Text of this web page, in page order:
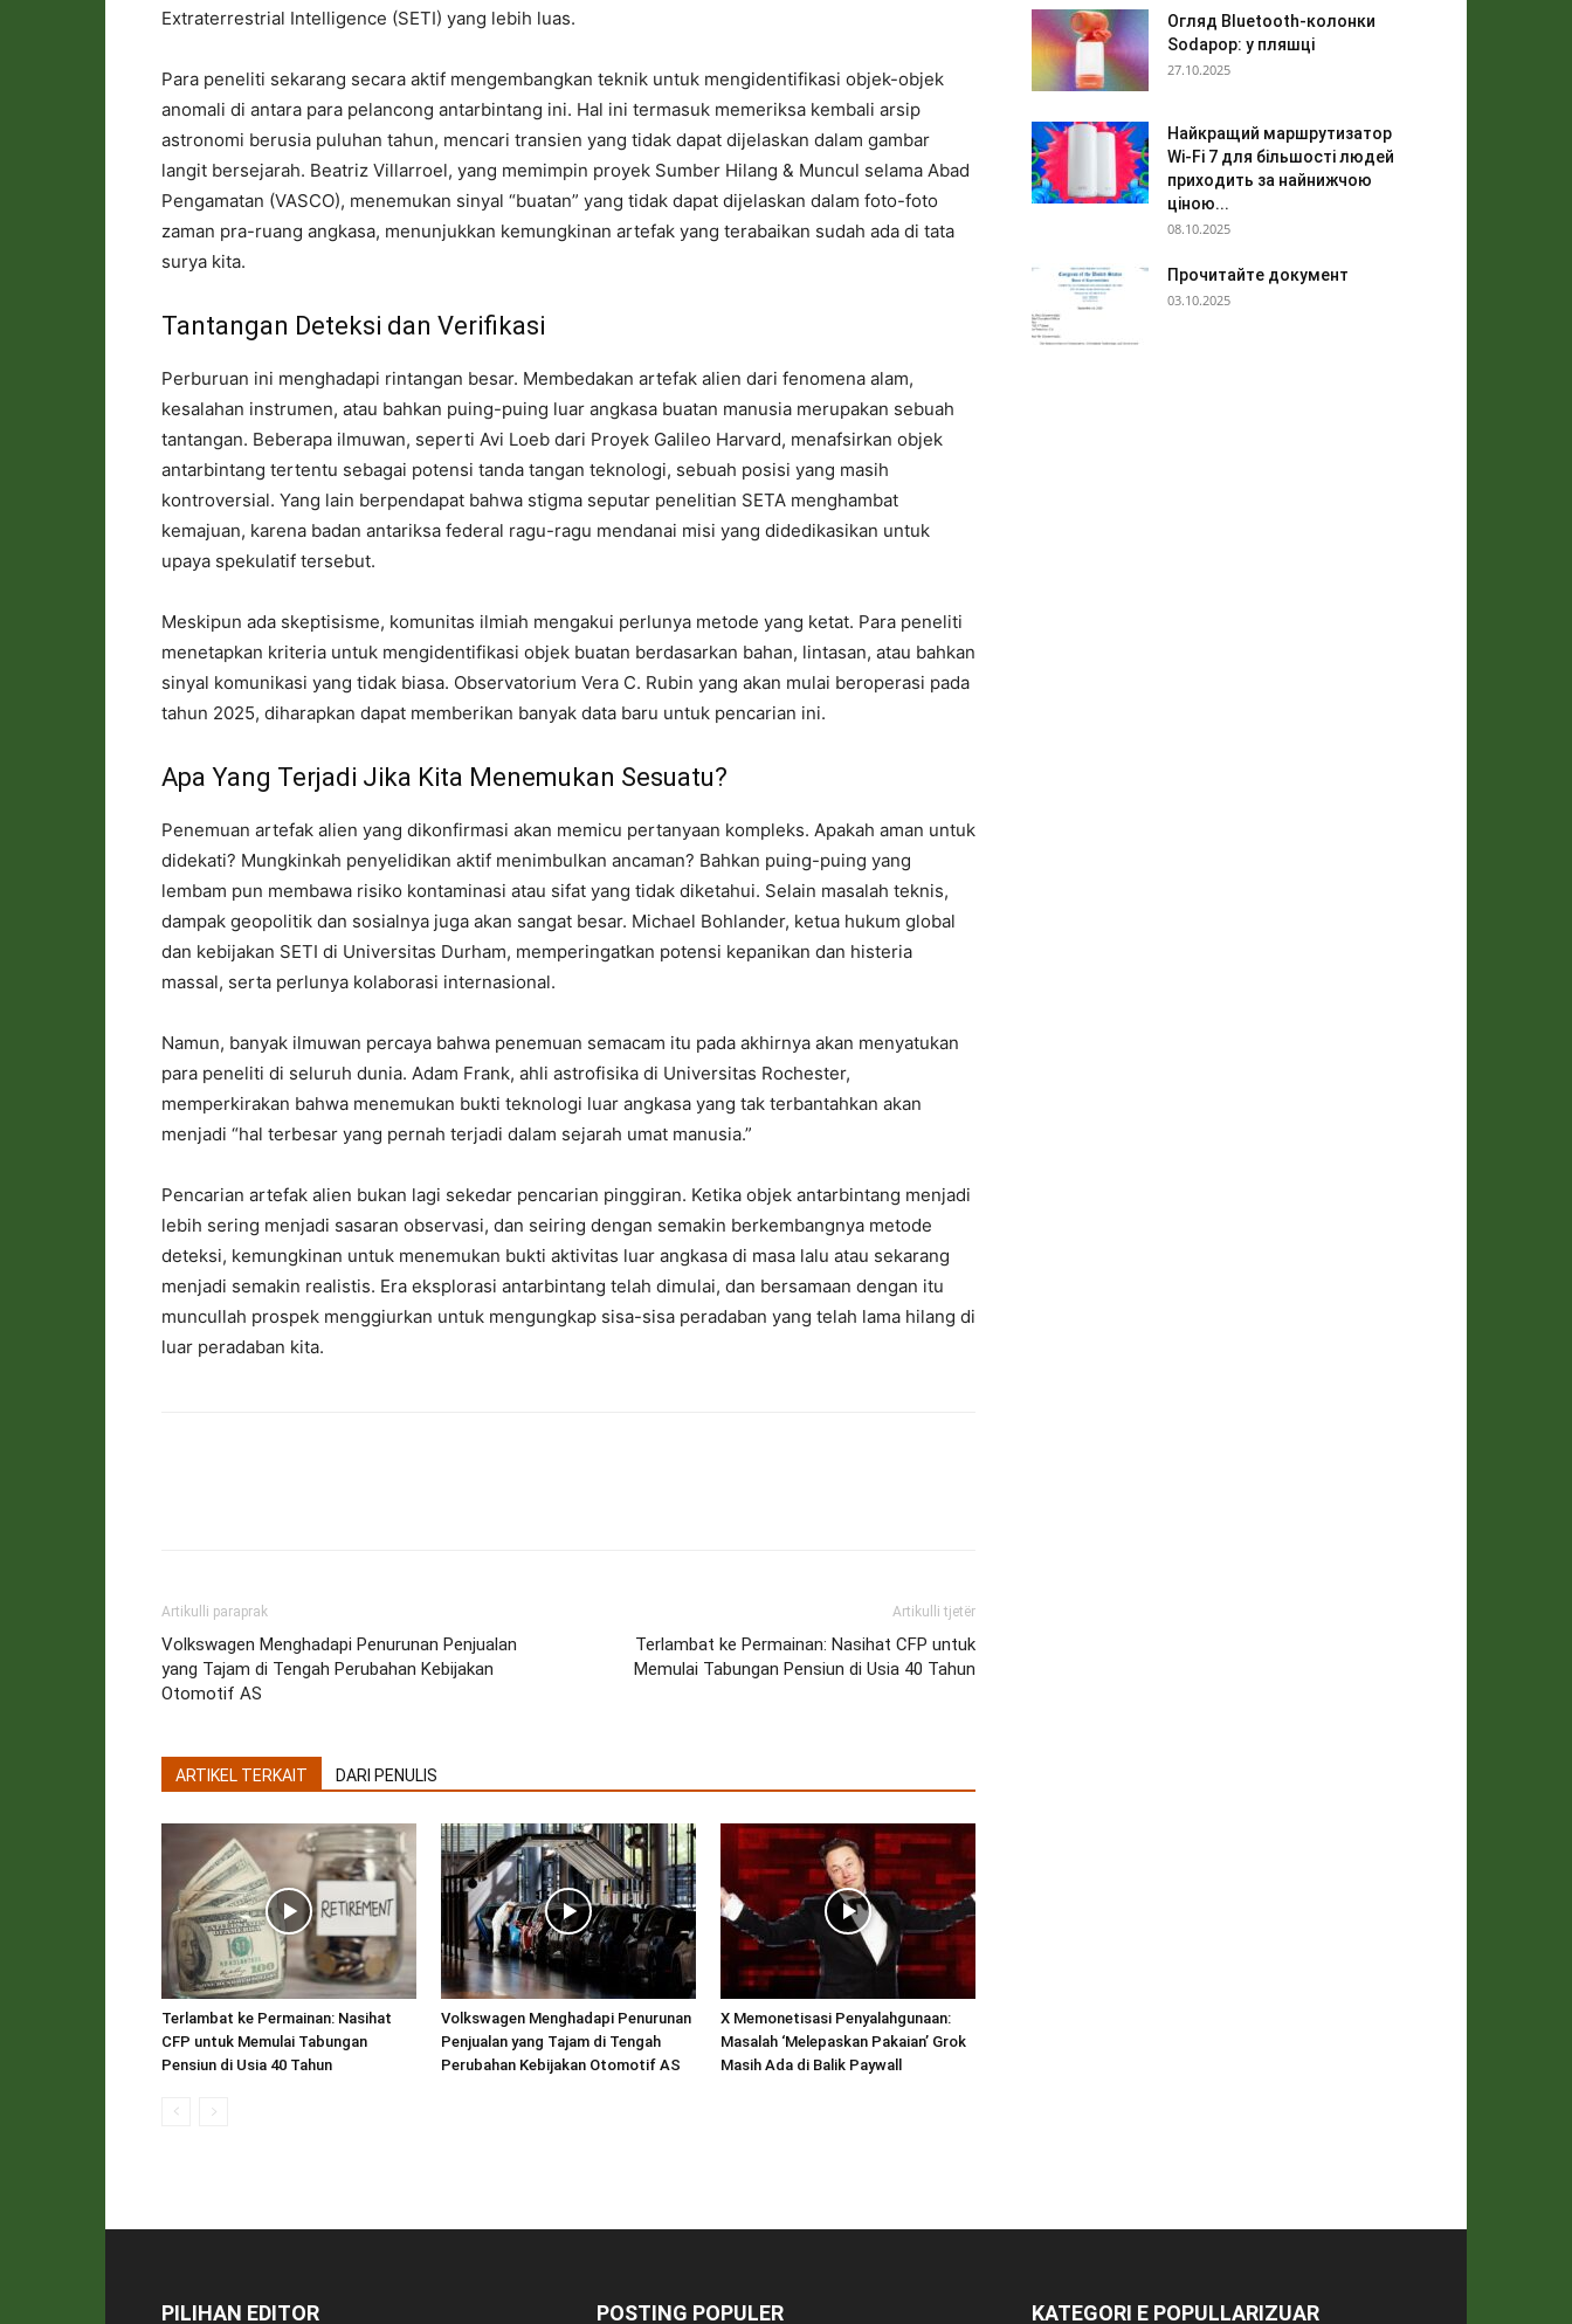
Extraterrestrial Intelligence (SETI) yang lebih luas.
Para peneliti sekarang secara aktif mengembangkan teknik untuk mengidentifikasi objek-objek
anomali di antara para pelancong antarbintang ini. Hal ini termasuk memeriksa kembali arsip
astronomi berusia puluhan tahun, mencari transien yang tidak dapat dijelaskan dalam gambar
langit bersejarah. Beatriz Villarroel, yang memimpin proyek Sumber Hilang & Muncul selama Abad
Pengamatan (VASCO), menemukan sinyal “buatan” yang tidak dapat dijelaskan dalam foto-foto
zaman pra-ruang angkasa, menunjukkan kemungkinan artefak yang terabaikan sudah ada di tata
surya kita.
Tantangan Deteksi dan Verifikasi
Perburuan ini menghadapi rintangan besar. Membedakan artefak alien dari fenomena alam,
kesalahan instrumen, atau bahkan puing-puing luar angkasa buatan manusia merupakan sebuah
tantangan. Beberapa ilmuwan, seperti Avi Loeb dari Proyek Galileo Harvard, menafsirkan objek
antarbintang tertentu sebagai potensi tanda tangan teknologi, sebuah posisi yang masih
kontroversial. Yang lain berpendapat bahwa stigma seputar penelitian SETA menghambat
kemajuan, karena badan antariksa federal ragu-ragu mendanai misi yang didedikasikan untuk
upaya spekulatif tersebut.
Meskipun ada skeptisisme, komunitas ilmiah mengakui perlunya metode yang ketat. Para peneliti
menetapkan kriteria untuk mengidentifikasi objek buatan berdasarkan bahan, lintasan, atau bahkan
sinyal komunikasi yang tidak biasa. Observatorium Vera C. Rubin yang akan mulai beroperasi pada
tahun 2025, diharapkan dapat memberikan banyak data baru untuk pencarian ini.
Apa Yang Terjadi Jika Kita Menemukan Sesuatu?
Penemuan artefak alien yang dikonfirmasi akan memicu pertanyaan kompleks. Apakah aman untuk
didekati? Mungkinkah penyelidikan aktif menimbulkan ancaman? Bahkan puing-puing yang
lembam pun membawa risiko kontaminasi atau sifat yang tidak diketahui. Selain masalah teknis,
dampak geopolitik dan sosialnya juga akan sangat besar. Michael Bohlander, ketua hukum global
dan kebijakan SETI di Universitas Durham, memperingatkan potensi kepanikan dan histeria
massal, serta perlunya kolaborasi internasional.
Namun, banyak ilmuwan percaya bahwa penemuan semacam itu pada akhirnya akan menyatukan
para peneliti di seluruh dunia. Adam Frank, ahli astrofisika di Universitas Rochester,
memperkirakan bahwa menemukan bukti teknologi luar angkasa yang tak terbantahkan akan
menjadi “hal terbesar yang pernah terjadi dalam sejarah umat manusia.”
Pencarian artefak alien bukan lagi sekedar pencarian pinggiran. Ketika objek antarbintang menjadi
lebih sering menjadi sasaran observasi, dan seiring dengan semakin berkembangnya metode
deteksi, kemungkinan untuk menemukan bukti aktivitas luar angkasa di masa lalu atau sekarang
menjadi semakin realistis. Era eksplorasi antarbintang telah dimulai, dan bersamaan dengan itu
muncullah prospek menggiurkan untuk mengungkap sisa-sisa peradaban yang telah lama hilang di
luar peradaban kita.
Artikulli paraprak
Volkswagen Menghadapi Penurunan Penjualan
yang Tajam di Tengah Perubahan Kebijakan
Otomotif AS
Artikulli tjetër
Terlambat ke Permainan: Nasihat CFP untuk
Memulai Tabungan Pensiun di Usia 40 Tahun
ARTIKEL TERKAIT DARI PENULIS
Terlambat ke Permainan: Nasihat
CFP untuk Memulai Tabungan
Pensiun di Usia 40 Tahun
Volkswagen Menghadapi Penurunan
Penjualan yang Tajam di Tengah
Perubahan Kebijakan Otomotif AS
X Memonetisasi Penyalahgunaan:
Masalah ‘Melepaskan Pakaian’ Grok
Masih Ada di Balik Paywall
Огляд Bluetooth-колонки
Sodapop: у пляшці
27.10.2025
Найкращий маршрутизатор
Wi-Fi 7 для більшості людей
приходить за найнижчою
ціною...
08.10.2025
Прочитайте документ
03.10.2025
PILIHAN EDITOR POSTING POPULER KATEGORI E POPULLARIZUAR